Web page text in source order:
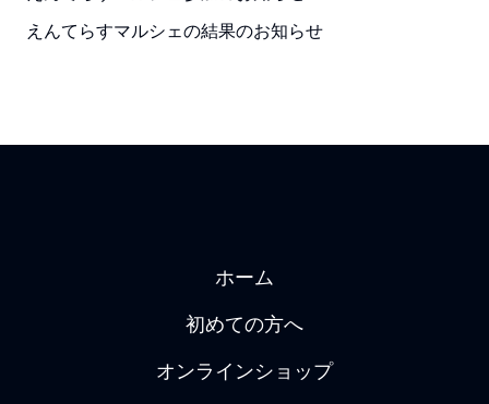
えんてらすマルシェの結果のお知らせ
ホーム
初めての方へ
オンラインショップ